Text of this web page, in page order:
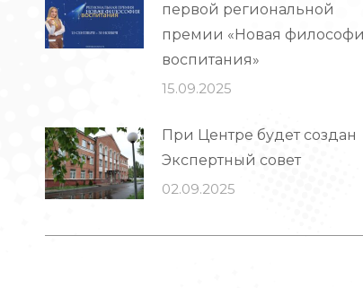
первой региональной
премии «Новая
воспитания»
15.09.2025
При Центре будет создан
Экспертный совет
02.09.2025